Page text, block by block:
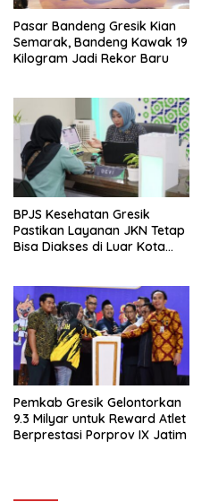
Pasar Bandeng Gresik Kian
Semarak, Bandeng Kawak 19
Kilogram Jadi Rekor Baru
BPJS Kesehatan Gresik
Pastikan Layanan JKN Tetap
Bisa Diakses di Luar Kota
Pemkab Gresik Gelontorkan
9.3 Milyar untuk Reward Atlet
Berprestasi Porprov IX Jatim